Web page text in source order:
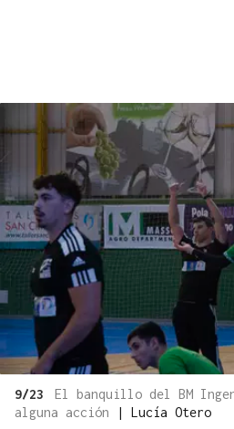
9/23
El banquillo del BM
alguna acción
| Lucía Otero